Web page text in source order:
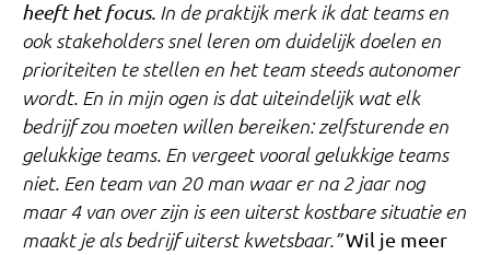
heeft het focus. In de praktijk merk ik dat teams en
ook stakeholders snel leren om duidelijk doelen en
prioriteiten te stellen en het team steeds autonomer
wordt. En in mijn ogen is dat uiteindelijk wat elk
bedrijf zou moeten willen bereiken: zelfsturende en
gelukkige teams. En vergeet vooral gelukkige teams
niet. Een team van 20 man waar er na 2 jaar nog
maar 4 van over zijn is een uiterst kostbare situatie en
maakt je als bedrijf uiterst kwetsbaar.” Wil je meer